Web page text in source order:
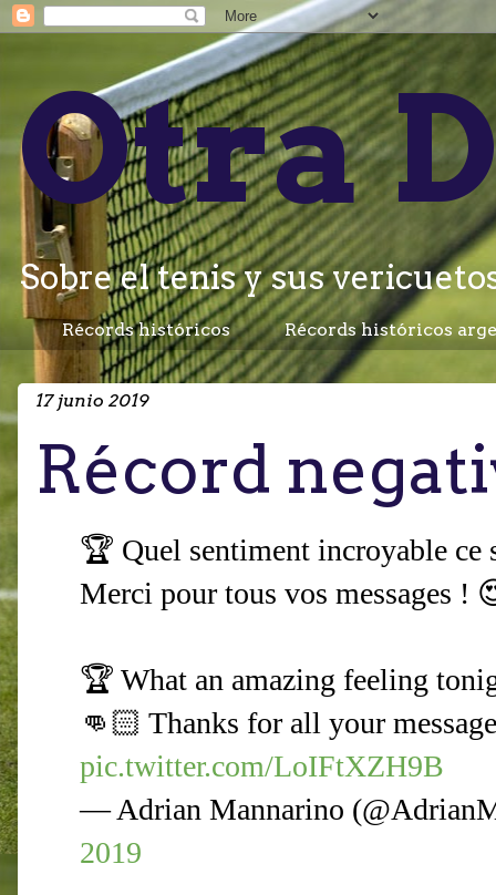
Otra
Sobre el tenis y sus
Récords históricos Récords históricos
17 junio 2019
Récord
🏆 Quel sentiment incroyable
Merci pour tous vos messages !
🏆 What an amazing feeling
👊🏻 Thanks for all your
pic.twitter.com/LoIFtXZH9B
— Adrian Mannarino
2019